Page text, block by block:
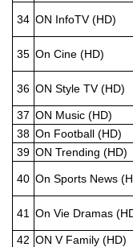
34 ON InfoTV (HD)
35 On Cine (HD)
36 ON Style TV (HD)
37 ON Music (HD)
38 On Football (HD)
39 ON Trending (HD)
40 On Sports News
41 On Vie Dramas
42 ON V Family (HD)